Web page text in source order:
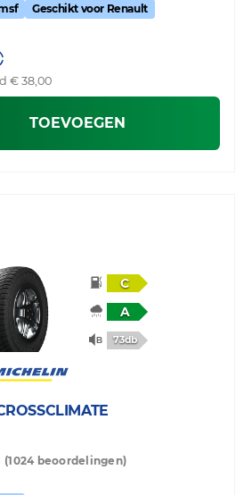
Geschikt voor Renault
€ 38,00
TOEVOEGEN
C
A
73db
(1024 beoordelingen)